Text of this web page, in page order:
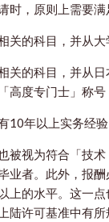
时，原则上需要满
关的科目，并从大
关的科目，并从
高度专门士」称号
10年以上实务经验
被视为符合「技
业者。此外，报
上的水平。这一
陆许可基准中有所